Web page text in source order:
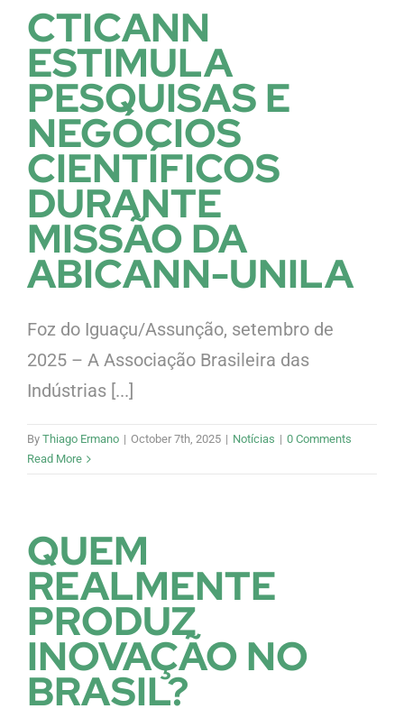
CTICANN
ESTIMULA
PESQUISAS E
NEGÓCIOS
CIENTÍFICOS
DURANTE
MISSÃO DA
ABICANN-UNILA
Foz do Iguaçu/Assunção, setembro de
2025 – A Associação Brasileira das
Indústrias [...]
By Thiago Ermano | October 7th, 2025 | Notícias | 0 Comments
Read More
QUEM
REALMENTE
PRODUZ
INOVAÇÃO NO
BRASIL?